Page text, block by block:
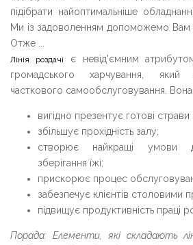
підібрати найоптимальніше
Ми із задоволенням допоможемо Вам
Отже ...
Лінія роздачі
є невід'ємним
громадського харчування, який
часткового самообслуговування. Вона
вигідно презентує готові страви
збільшує прохідність залу;
створює найкращі умови
зберігання їжі;
прискорює процес
забезпечує клієнтів столовими
підвищує продуктивність праці
Порада: Елементи, які складають